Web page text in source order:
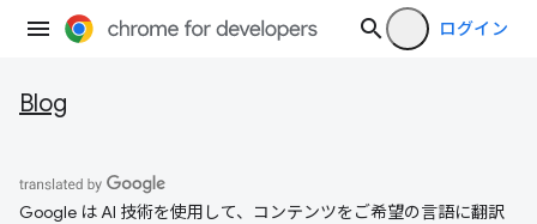
ログイン
Blog
Google は AI 技術を使用して、コンテンツをご希望の言語に翻訳